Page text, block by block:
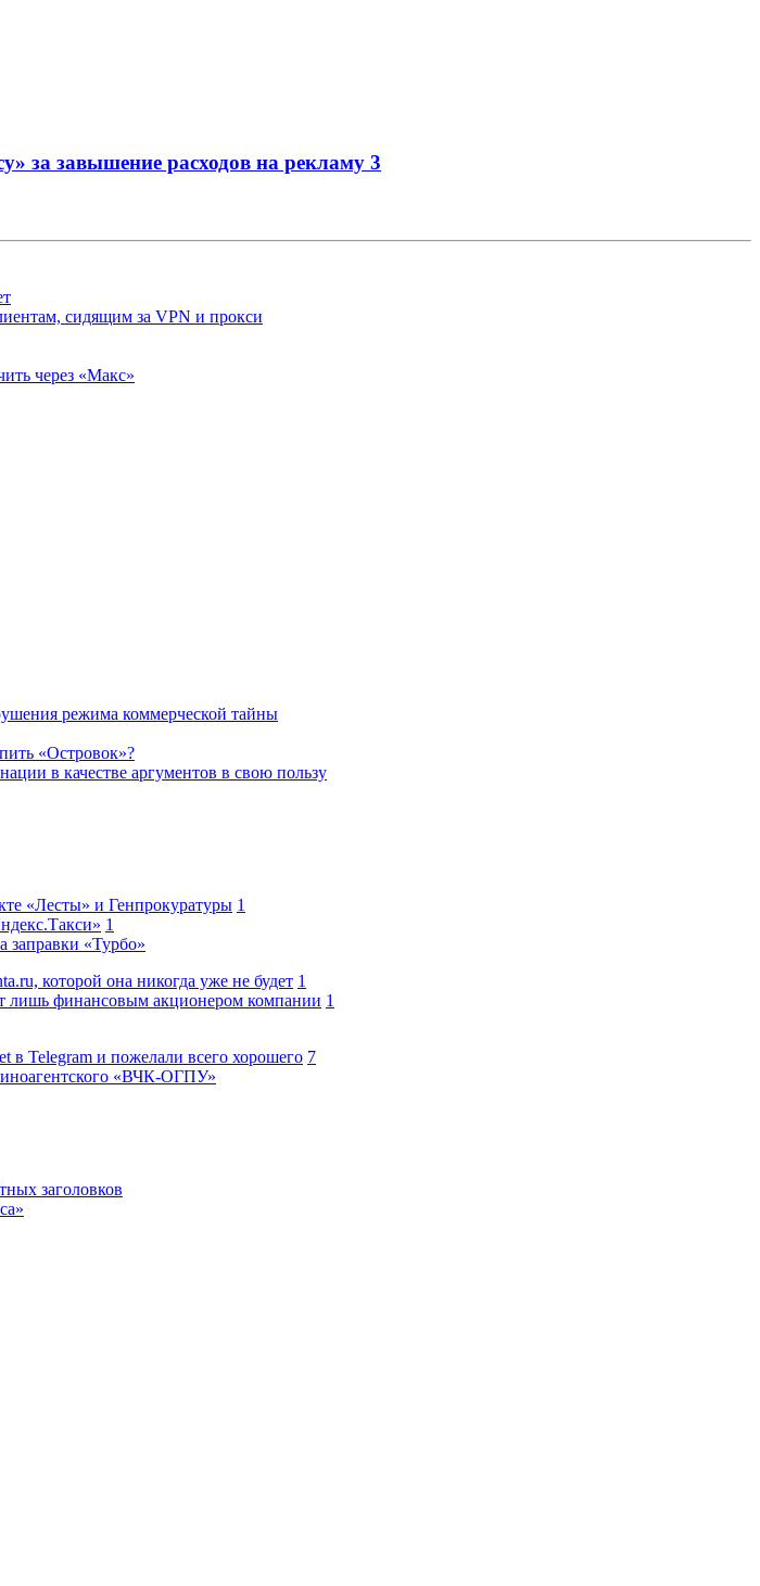
за завышение расходов на рекламу 3
сидящим за VPN и прокси
через «Макс»
режима коммерческой тайны
«Островок»?
в качестве аргументов в свою пользу
«Лесты» и Генпрокуратуры 1
1
заправки «Турбо»
которой она никогда уже не будет 1
лишь финансовым акционером компании 1
в Telegram и пожелали всего хорошего 7
иноагентского «ВЧК-ОГПУ»
заголовков